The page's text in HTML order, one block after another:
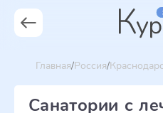
Главная Россия
Санатории с